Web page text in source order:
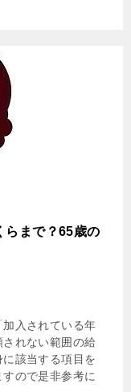
らまで？65歳の
入されている年
れない範囲の給
該当する項目を
ので是非参考に